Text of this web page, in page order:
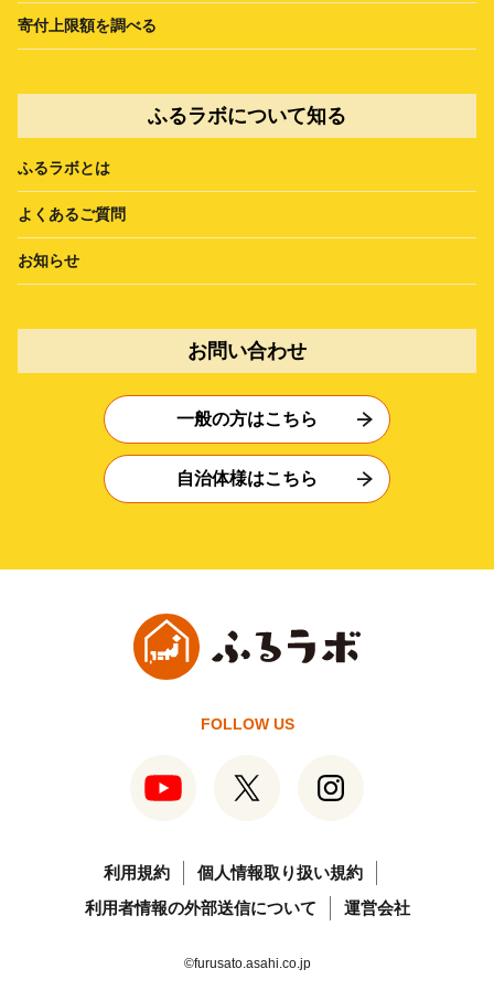
寄付上限額を調べる
ふるラボについて知る
ふるラボとは
よくあるご質問
お知らせ
お問い合わせ
一般の方はこちら
自治体様はこちら
FOLLOW US
利用規約
個人情報取り扱い規約
利用者情報の外部送信について
運営会社
©furusato.asahi.co.jp